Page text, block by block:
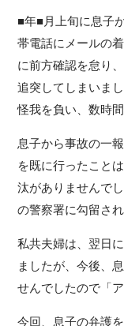
■年■月上旬に息子
帯電話にメールの
に前方確認を怠り
追突してしまいま
怪我を負い、数時
息子から事故の一
を既に行ったこと
汰がありませんで
の警察署に勾留され
私共夫婦は、翌日
ましたが、今後、
せんでしたので「
今回、息子の弁護